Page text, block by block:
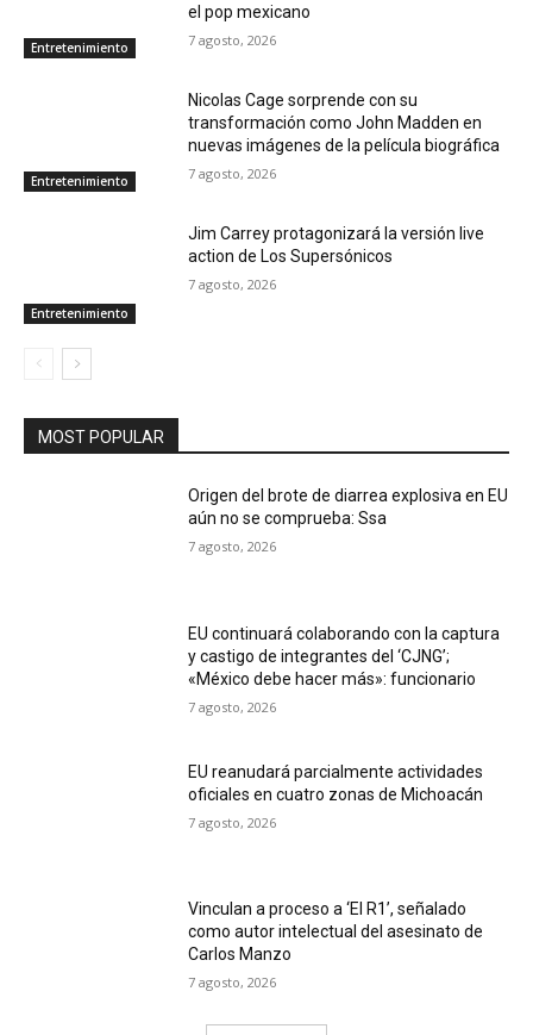
Entretenimiento
el pop mexicano
7 agosto, 2026
Entretenimiento
Nicolas Cage sorprende con su
transformación como John Madden en
nuevas imágenes de la película biográfica
7 agosto, 2026
Entretenimiento
Jim Carrey protagonizará la versión live
action de Los Supersónicos
7 agosto, 2026
MOST POPULAR
Origen del brote de diarrea explosiva en EU
aún no se comprueba: Ssa
7 agosto, 2026
EU continuará colaborando con la captura
y castigo de integrantes del ‘CJNG’;
«México debe hacer más»: funcionario
7 agosto, 2026
EU reanudará parcialmente actividades
oficiales en cuatro zonas de Michoacán
7 agosto, 2026
Vinculan a proceso a ‘El R1’, señalado
como autor intelectual del asesinato de
Carlos Manzo
7 agosto, 2026